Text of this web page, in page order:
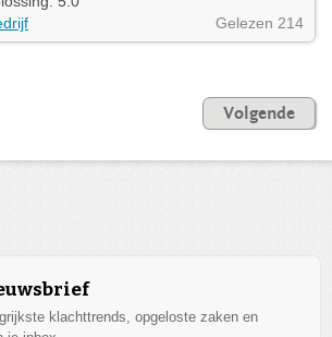
Gelezen 214
Volgende
klachttrends, opgeloste zaken en